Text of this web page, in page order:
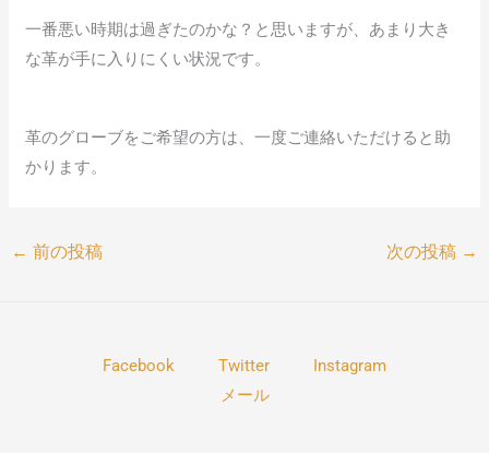
一番悪い時期は過ぎたのかな？と思いますが、あまり大き
な革が手に入りにくい状況です。
革のグローブをご希望の方は、一度ご連絡いただけると助
かります。
← 前の投稿 次の投稿 →
Facebook Twitter
Instagram
メール